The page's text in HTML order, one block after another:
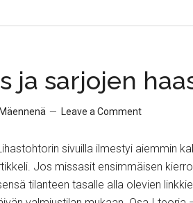
ja sarjojen
Leave a Comment
sivuilla ilmestyi aiemmin
Jos missasit ensimmäisen
tilanteen tasalle alla olevien